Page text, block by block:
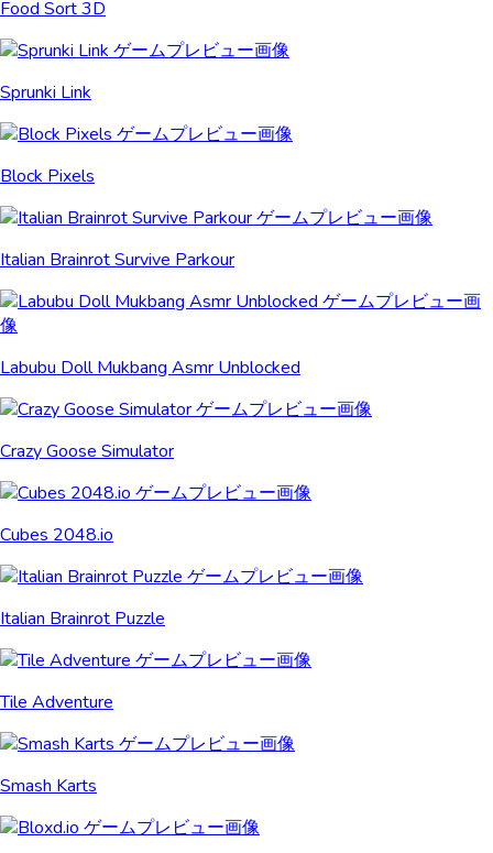
Food Sort 3D
Sprunki Link
Block Pixels
Italian Brainrot Survive Parkour
Labubu Doll Mukbang Asmr Unblocked
Crazy Goose Simulator
Cubes 2048.io
Italian Brainrot Puzzle
Tile Adventure
Smash Karts